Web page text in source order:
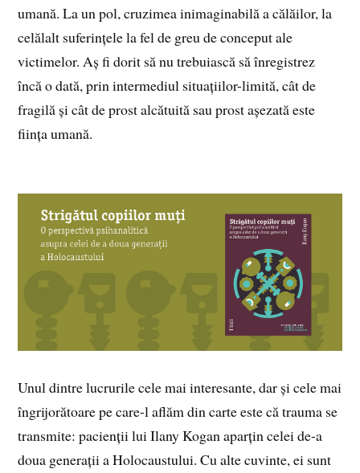
umană. La un pol, cruzimea inimaginabilă a călăilor, la
celălalt suferințele la fel de greu de conceput ale
victimelor. Aș fi dorit să nu trebuiască să înregistrez
încă o dată, prin intermediul situațiilor-limită, cât de
fragilă și cât de prost alcătuită sau prost așezată este
ființa umană.
Unul dintre lucrurile cele mai interesante, dar și cele mai
îngrijorătoare pe care-l aflăm din carte este că trauma se
transmite: pacienții lui Ilany Kogan aparțin celei de-a
doua generații a Holocaustului. Cu alte cuvinte, ei sunt